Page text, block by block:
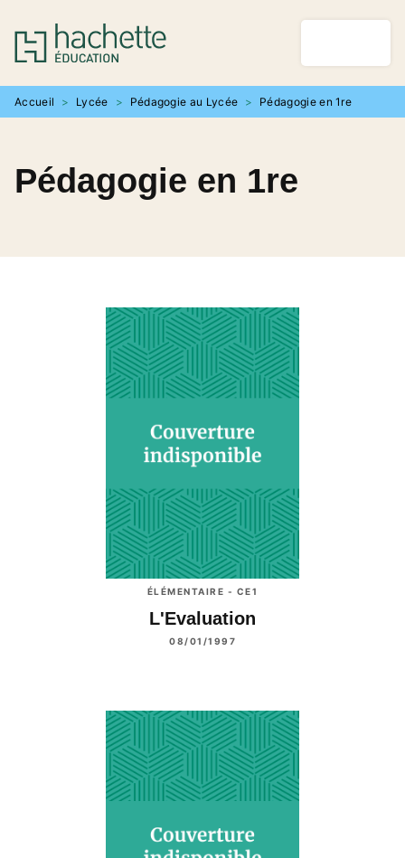
MENU RECHERCHE
PIED DE PAGE
Accueil > Lycée > Pédagogie au Lycée > Pédagogie en 1re
Pédagogie en 1re
ÉLÉMENTAIRE - CE1
L'Evaluation
08/01/1997